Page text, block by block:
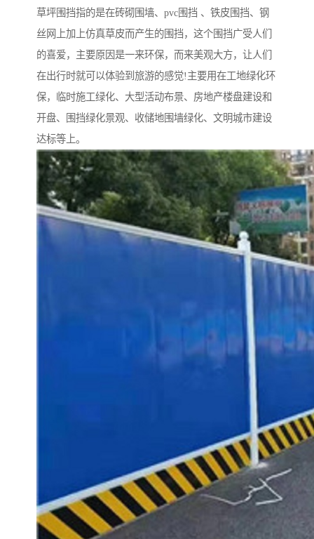
草坪围挡指的是在砖砌围墙、pvc围挡 、铁皮围挡、钢
丝网上加上仿真草皮而产生的围挡，这个围挡广受人们
的喜爱，主要原因是一来环保，而来美观大方，让人们
在出行时就可以体验到旅游的感觉!主要用在工地绿化环
保，临时施工绿化、大型活动布景、房地产楼盘建设和
开盘、围挡绿化景观、收储地围墙绿化、文明城市建设
达标等上。